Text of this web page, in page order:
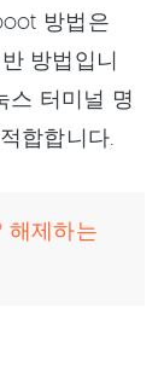
방법은
방법입니
스 터미널 명
합합니다.
해제하는